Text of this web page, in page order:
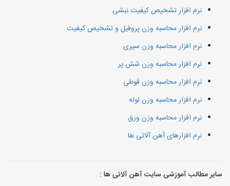
نرم افزار تشخیص کیفیت نبشی
نرم افزار محاسبه وزن پروفیل و تشخیص کیفیت
نرم افزار محاسبه وزن سپری
نرم افزار محاسبه وزن شش پر
نرم افزار محاسبه وزن قوطی
نرم افزار محاسبه وزن لوله
نرم افزار محاسبه وزن ورق
نرم افزارهای آهن آلاتی ها
سایر مطالب آموزشی سایت آهن آلاتی ها :